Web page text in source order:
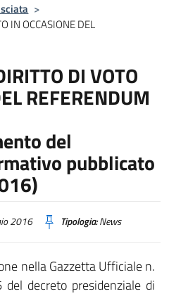
>
IN OCCASIONE DEL
DI VOTO
REFERENDUM
del
pubblicato
2016 Tipologia:News
nella Gazzetta Ufficiale n.
decreto presidenziale di